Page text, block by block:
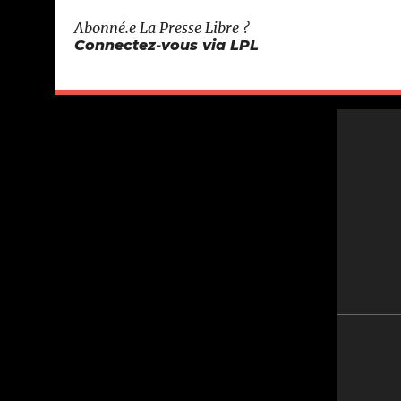
Abonné.e La Presse Libre ?
Connectez-vous via LPL